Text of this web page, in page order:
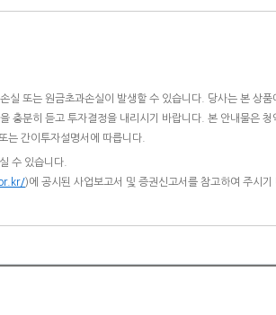
실 또는 원금초과손실이 발생할 수 있습니다. 당사는 본 상품
충분히 듣고 투자결정을 내리시기 바랍니다. 본 안내물은 청
는 간이투자설명서에 따릅니다.
수 있습니다.
)에 공시된 사업보고서 및 증권신고서를 참고하여 주시기